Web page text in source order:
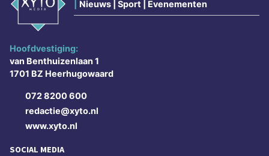
Nieuws | Sport | Evenementen
Hoofdvestiging:
van Benthuizenlaan 1
1701 BZ Heerhugowaard
072 8200 600
redactie@xyto.nl
www.xyto.nl
SOCIAL MEDIA